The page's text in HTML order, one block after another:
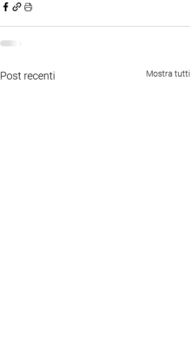
Post recenti Mostra tutti